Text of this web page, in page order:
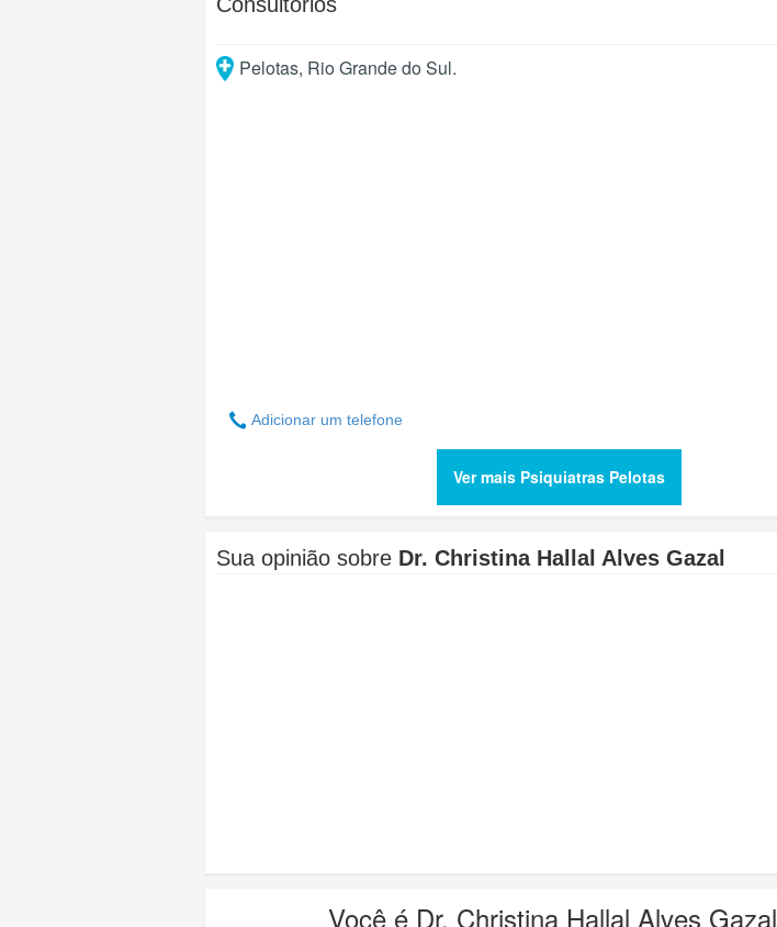
Pelotas, Rio Grande do Sul.
Adicionar um telefone
Ver mais Psiquiatras Pelotas
Sua opinião sobre Dr. Christina Hallal Alves Gazal
Você é Dr. Christina Hallal Alves Gazal